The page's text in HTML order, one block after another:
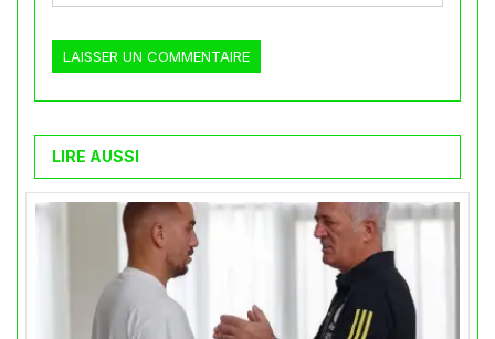
LIRE AUSSI